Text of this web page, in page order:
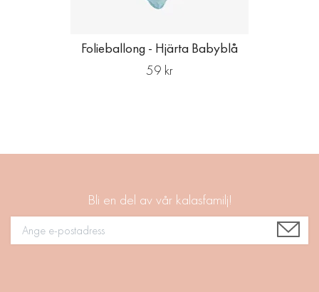
Folieballong - Hjärta Babyblå
59 kr
Bli en del av vår kalasfamilj!